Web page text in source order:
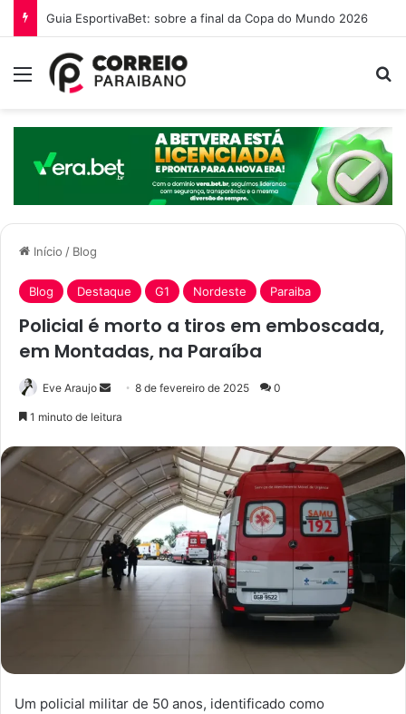
O que é a Ebinex e por que traders brasileiros estão migrando para ela em 2026
Menu
Início / Blog
Blog Destaque G1 Nordeste Paraiba
Policial é morto a tiros em emboscada,
em Montadas, na Paraíba
Eve Araujo
e
u
m
e
-
m
8 de fevereiro de 2025 0
1 minuto de leitura
Um policial militar de 50 anos, identificado como